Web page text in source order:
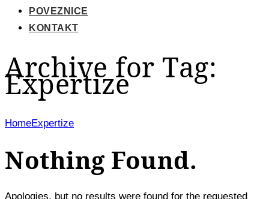
POVEZNICE
KONTAKT
Archive for Tag:
Expertize
HomeExpertize
Nothing Found.
Apologies, but no results were found for the requested